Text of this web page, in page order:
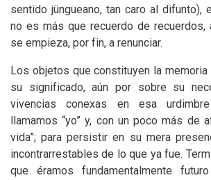
sentido jüngueano, tan caro al difunto),
no es más que recuerdo de recuerdos,
se empieza, por fin, a renunciar.
Los objetos que constituyen la
su significado, aún por sobre su
vivencias conexas en esa
llamamos “yo” y, con un poco más de
vida”; para persistir en su mera
incontrarrestables de lo que ya fue.
que éramos fundamentalmente